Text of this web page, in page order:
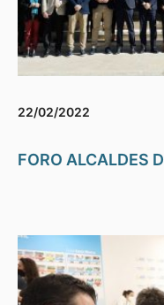
22/02/2022
FORO ALCALDES